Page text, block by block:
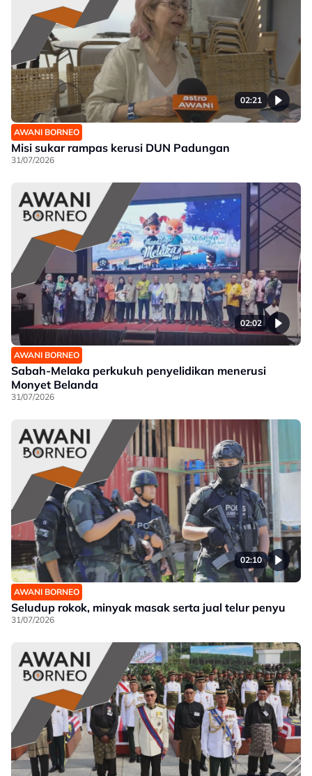
02:21
AWANI BORNEO
Misi sukar rampas kerusi DUN Padungan
31/07/2026
02:02
AWANI BORNEO
Sabah-Melaka perkukuh penyelidikan menerusi
Monyet Belanda
31/07/2026
02:10
AWANI BORNEO
Seludup rokok, minyak masak serta jual telur penyu
31/07/2026